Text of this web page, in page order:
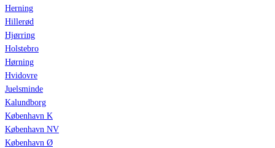
Herning
Hillerød
Hjørring
Holstebro
Hørning
Hvidovre
Juelsminde
Kalundborg
København K
København NV
København Ø